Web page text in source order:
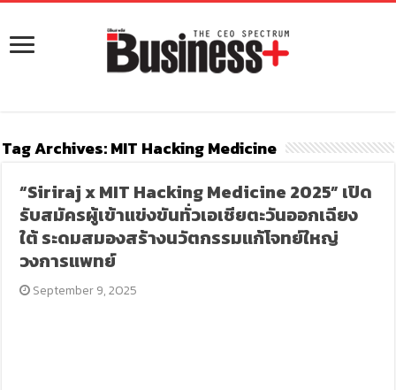
Tag Archives:MIT Hacking Medicine
“Siriraj x MIT Hacking Medicine 2025” เปิด
รับสมัครผู้เข้าแข่งขันทั่วเอเชียตะวันออกเฉียง
ใต้ ระดมสมองสร้างนวัตกรรมแก้โจทย์ใหญ่
วงการแพทย์
September 9, 2025